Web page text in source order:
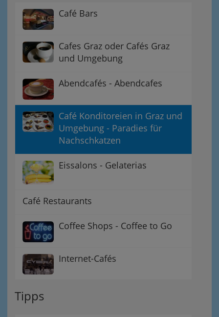
Café Bars
Cafes Graz oder Cafés Graz
und Umgebung
Abendcafés - Abendcafes
Café Konditoreien in Graz und
Umgebung - Paradies für
Nachschkatzen
Eissalons - Gelaterias
Café Restaurants
Coffee Shops - Coffee to Go
Internet-Cafés
Tipps